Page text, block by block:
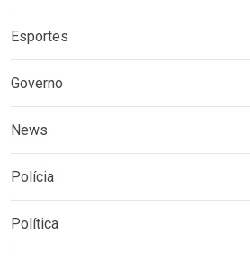
Esportes
Governo
News
Polícia
Política